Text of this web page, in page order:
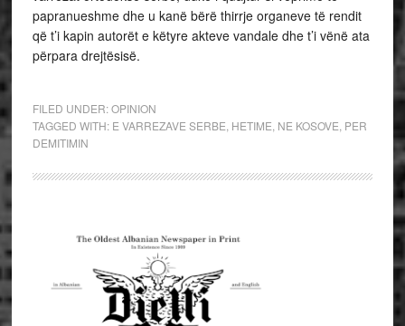
papranueshme dhe u kanë bërë thirrje organeve të rendit
që t’i kapin autorët e këtyre akteve vandale dhe t’i vënë ata
përpara drejtësisë.
FILED UNDER:OPINION
TAGGED WITH: E VARREZAVE SERBE HETIME NE KOSOVE PER
DEMITIMIN